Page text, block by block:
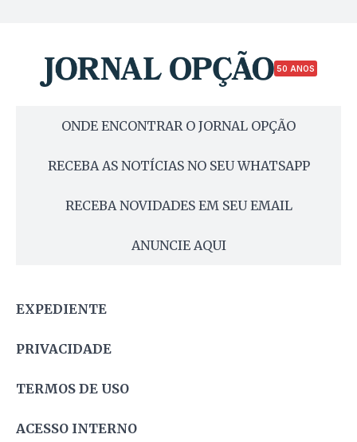
50 ANOS
ONDE ENCONTRAR O JORNAL OPÇÃO
RECEBA AS NOTÍCIAS NO SEU WHATSAPP
RECEBA NOVIDADES EM SEU EMAIL
ANUNCIE AQUI
EXPEDIENTE
PRIVACIDADE
TERMOS DE USO
ACESSO INTERNO